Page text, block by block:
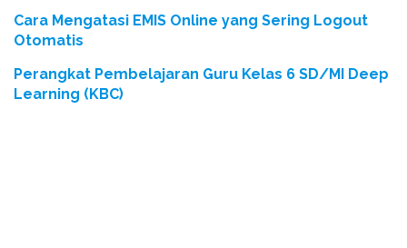
Cara Mengatasi EMIS Online yang Sering Logout
Otomatis
Perangkat Pembelajaran Guru Kelas 6 SD/MI Deep
Learning (KBC)